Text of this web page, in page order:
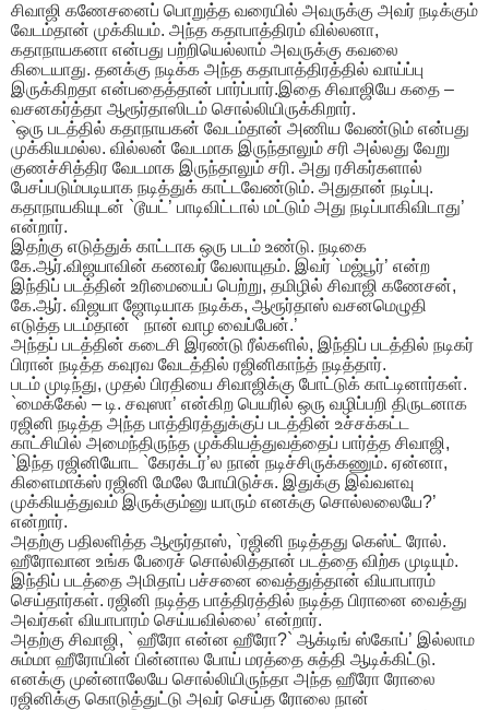
சிவாஜி கணேசனைப் பொறுத்த வரையில் அவருக்கு அவர் நடிக்கும்
வேடம்தான் முக்கியம். அந்த கதாபாத்திரம் வில்லனா,
கதாநாயகனா என்பது பற்றியெல்லாம் அவருக்கு கவலை
கிடையாது. தனக்கு நடிக்க அந்த கதாபாத்திரத்தில் வாய்ப்பு
இருக்கிறதா என்பதைத்தான் பார்ப்பார்.இதை சிவாஜியே கதை –
வசனகர்த்தா ஆரூர்தாஸிடம் சொல்லியிருக்கிறார்.
`ஒரு படத்தில் கதாநாயகன் வேடம்தான் அணிய வேண்டும் என்பது
முக்கியமல்ல. வில்லன் வேடமாக இருந்தாலும் சரி அல்லது வேறு
குணச்சித்திர வேடமாக இருந்தாலும் சரி. அது ரசிகர்களால்
பேசப்படும்படியாக நடித்துக் காட்டவேண்டும். அதுதான் நடிப்பு.
கதாநாயகியுடன் `டூயட்’ பாடிவிட்டால் மட்டும் அது நடிப்பாகிவிடாது’
என்றார்.
இதற்கு எடுத்துக் காட்டாக ஒரு படம் உண்டு. நடிகை
கே.ஆர்.விஜயாவின் கணவர் வேலாயுதம். இவர் `மஜ்பூர்’ என்ற
இந்திப் படத்தின் உரிமையைப் பெற்று, தமிழில் சிவாஜி கணேசன்,
கே.ஆர். விஜயா ஜோடியாக நடிக்க, ஆரூர்தாஸ் வசனமெழுதி
எடுத்த படம்தான் ` நான் வாழ வைப்பேன்.’
அந்தப் படத்தின் கடைசி இரண்டு ரீல்களில், இந்திப் படத்தில் நடிகர்
பிரான் நடித்த கவுரவ வேடத்தில் ரஜினிகாந்த் நடித்தார்.
படம் முடிந்து, முதல் பிரதியை சிவாஜிக்கு போட்டுக் காட்டினார்கள்.
`மைக்கேல் – டி. சவுஸா’ என்கிற பெயரில் ஒரு வழிப்பறி திருடனாக
ரஜினி நடித்த அந்த பாத்திரத்துக்குப் படத்தின் உச்சக்கட்ட
காட்சியில் அமைந்திருந்த முக்கியத்துவத்தைப் பார்த்த சிவாஜி,
`இந்த ரஜினியோட `கேரக்டர்’ல நான் நடிச்சிருக்கணும். ஏன்னா,
கிளைமாக்ஸ் ரஜினி மேலே போயிடுச்சு. இதுக்கு இவ்வளவு
முக்கியத்துவம் இருக்கும்னு யாரும் எனக்கு சொல்லலையே?’
என்றார்.
அதற்கு பதிலளித்த ஆரூர்தாஸ், `ரஜினி நடித்தது கெஸ்ட் ரோல்.
ஹீரோவான உங்க பேரைச் சொல்லித்தான் படத்தை விற்க முடியும்.
இந்திப் படத்தை அமிதாப் பச்சனை வைத்துத்தான் வியாபாரம்
செய்தார்கள். ரஜினி நடித்த பாத்திரத்தில் நடித்த பிரானை வைத்து
அவர்கள் வியாபாரம் செய்யவில்லை’ என்றார்.
அதற்கு சிவாஜி, ` ஹீரோ என்ன ஹீரோ?` ஆக்டிங் ஸ்கோப்’ இல்லாம
சும்மா ஹீரோயின் பின்னால போய் மரத்தை சுத்தி ஆடிக்கிட்டு.
எனக்கு முன்னாலேயே சொல்லியிருந்தா அந்த ஹீரோ ரோலை
ரஜினிக்கு கொடுத்துட்டு அவர் செய்த ரோலை நான்